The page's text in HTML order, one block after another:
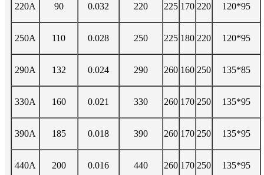
220A 90 0.032 220 225 170 220 120*95
250A 110 0.028 250 225 180 220 120*95
290A 132 0.024 290 260 160 250 135*85
330A 160 0.021 330 260 170 250 135*95
390A 185 0.018 390 260 170 250 135*95
440A 200 0.016 440 260 170 250 135*95